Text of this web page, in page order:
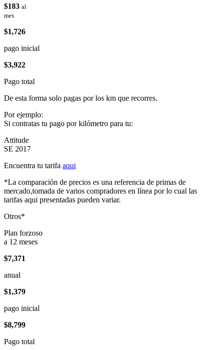
$183 al
mes
$1,726
pago inicial
$3,922
Pago total
De esta forma solo pagas por los km que recorres.
Por ejemplo:
Si contratas tu pago por kilómetro para tu:
Attitude
SE 2017
Encuentra tu tarifa aqui
*La comparación de precios es una referencia de primas de
mercado,tomada de varios compradores en línea por lo cual las
tarifas aqui presentadas pueden variar.
Otros*
Plan forzoso
a 12 meses
$7,371
anual
$1,379
pago inicial
$8,799
Pago total